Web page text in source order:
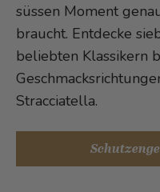
süssen Moment
braucht. Entdecke
beliebten Klassikern
Stracciatella.